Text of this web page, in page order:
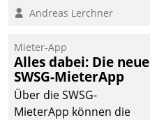
Andreas Lerchner
Mieter-App
Alles dabei: Die neue
SWSG-MieterApp
Über die SWSG-
MieterApp können die